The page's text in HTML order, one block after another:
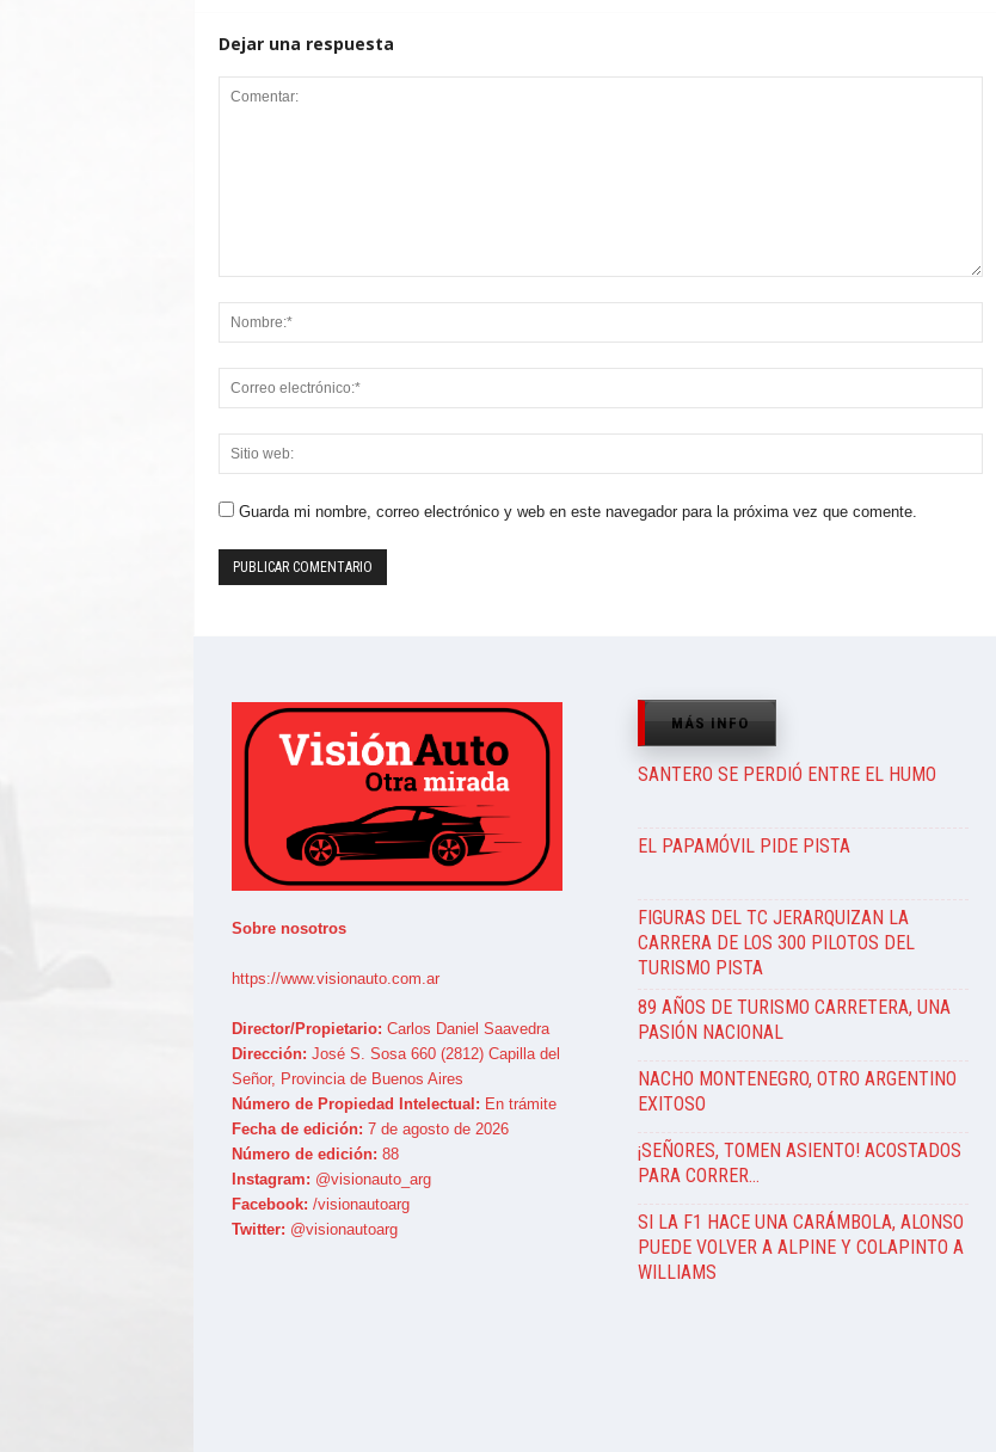
Dejar una respuesta
Guarda mi nombre, correo electrónico y web en este navegador para la próxima vez que comente.
Sobre nosotros
https://www.visionauto.com.ar
Director/Propietario: Carlos Daniel Saavedra
Dirección: José S. Sosa 660 (2812) Capilla del
Señor, Provincia de Buenos Aires
Número de Propiedad Intelectual: En trámite
Fecha de edición: 7 de agosto de 2026
Número de edición: 88
Instagram: @visionauto_arg
Facebook: /visionautoarg
Twitter: @visionautoarg
MÁS INFO
SANTERO SE PERDIÓ ENTRE EL HUMO
EL PAPAMÓVIL PIDE PISTA
FIGURAS DEL TC JERARQUIZAN LA
CARRERA DE LOS 300 PILOTOS DEL
TURISMO PISTA
89 AÑOS DE TURISMO CARRETERA, UNA
PASIÓN NACIONAL
NACHO MONTENEGRO, OTRO ARGENTINO
EXITOSO
¡SEÑORES, TOMEN ASIENTO! ACOSTADOS
PARA CORRER…
SI LA F1 HACE UNA CARÁMBOLA, ALONSO
PUEDE VOLVER A ALPINE Y COLAPINTO A
WILLIAMS